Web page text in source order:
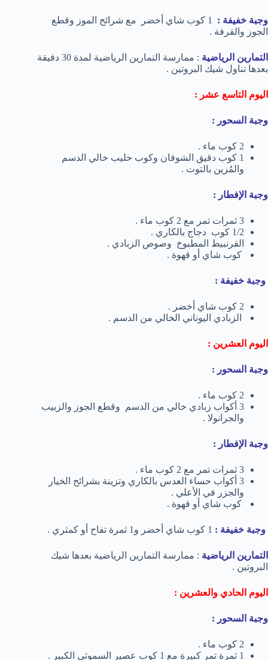
وجبة خفيفة :
1 كوب شاي أخضر مع شرائح الموز وقطع
الجوز والقرفة .
التمارين الرياضية
: ممارسة التمارين الرياضية لمدة 30 دقيقة
بعدها تناول شيك البروتين .
اليوم التاسع عشر :
وجبة السحور :
2 كوب ماء .
1 كوب دقيق الشوفان وكوب حليب خالي الدسم
والمُزين بالتوت .
وجبة الإفطار :
3 ثمرات تمر مع 2 كوب ماء .
1/2 كوب دجاج بالكاري .
القرنبيط المطبوخ وصوص الزبادي .
كوب شاي أو قهوة .
وجبة خفيفة :
2 كوب شاي أخضر .
الزبادي اليوناني الخالي من الدسم .
اليوم العشرين :
وجبة السحور :
2 كوب ماء .
3 أكواب زبادي خالي من الدسم وقطع الجوز والزبيب
والجرانولا .
وجبة الإفطار :
3 ثمرات تمر مع 2 كوب ماء .
3 أكواب حساء العدس بالكاري وتزينة بشرائح الخيار
والجزر في الأعلي .
كوب شاي أو قهوة .
وجبة خفيفة : 1 كوب شاي أخضر و1 ثمرة تفاح أو كمثري .
التمارين الرياضية : ممارسة التمارين الرياضية بعدها شيك
البروتين .
اليوم الحادي والعشرين :
وجبة السحور :
2 كوب ماء .
1 ثمرة تمر كبيرة مع 1 كوب عصير السموثي الكبير .